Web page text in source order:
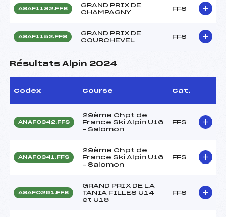
ASAF1182.FFS
GRAND PRIX DE
CHAMPAGNY
FFS
ASAF1152.FFS
GRAND PRIX DE
COURCHEVEL
FFS
Résultats Alpin 2024
Codex Course Cat.
ANAF0342.FFS
29ème Chpt de
France Ski Alpin U16
– Salomon
FFS
ANAF0341.FFS
29ème Chpt de
France Ski Alpin U16
– Salomon
FFS
ASAF0261.FFS
GRAND PRIX DE LA
TANIA FILLES U14
et U16
FFS